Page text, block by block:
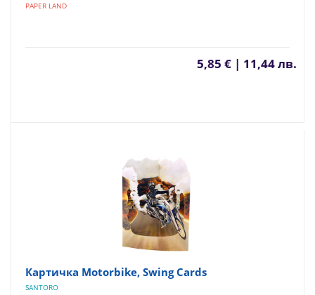
PAPER LAND
5,85 € | 11,44 лв.
Картичка Motorbike, Swing Cards
SANTORO